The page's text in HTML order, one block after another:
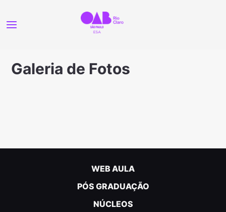
Galeria de Fotos
WEB AULA
PÓS GRADUAÇÃO
NÚCLEOS